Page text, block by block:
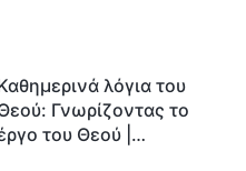
λόγια του
Γνωρίζοντας το
του Θεού |